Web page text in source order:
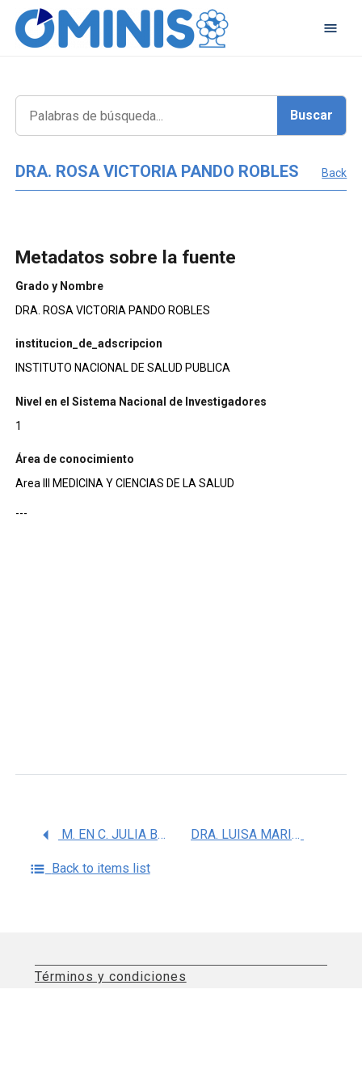
DRA. ROSA VICTORIA PANDO ROBLES Back
Metadatos sobre la fuente
Grado y Nombre
DRA. ROSA VICTORIA PANDO ROBLES
institucion_de_adscripcion
INSTITUTO NACIONAL DE SALUD PUBLICA
Nivel en el Sistema Nacional de Investigadores
1
Área de conocimiento
Area III MEDICINA Y CIENCIAS DE LA SALUD
---
M. EN C. JULIA BLANCO MUÃ‘OZ DRA. LUISA MARIA SANCHEZ ZAMORANO
Back to items list
Términos y condiciones